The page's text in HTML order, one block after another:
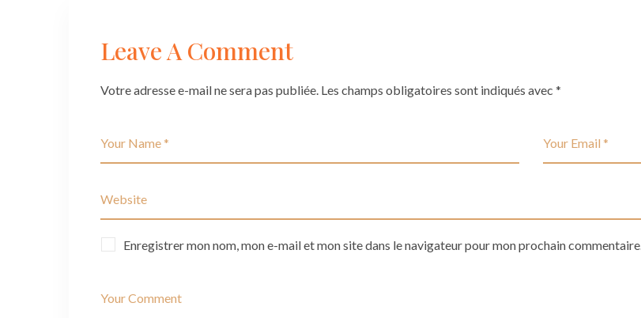
Leave A Comment
Votre adresse e-mail ne sera pas publiée. Les champs obligatoires sont indiqués avec *
Enregistrer mon nom, mon e-mail et mon site dans le navigateur pour mon prochain commentaire.